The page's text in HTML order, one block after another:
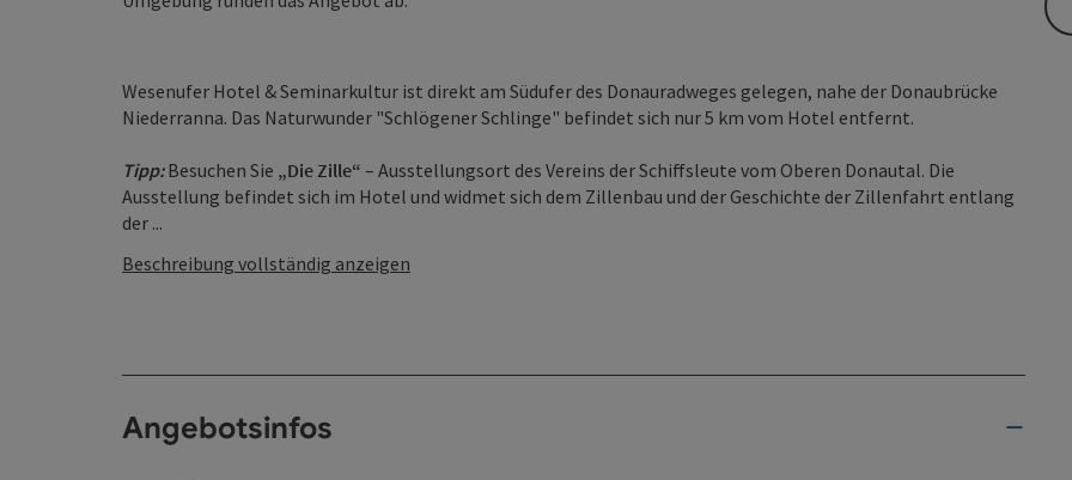
Wesenufer Hotel & Seminarkultur ist direkt am Südufer des Donauradweges gelegen, nahe der Donaubrücke
Niederranna. Das Naturwunder "Schlögener Schlinge" befindet sich nur 5 km vom Hotel entfernt.
Tipp:Besuchen Sie „Die Zille“ – Ausstellungsort des Vereins der Schiffsleute vom Oberen Donautal. Die
Ausstellung befindet sich im Hotel und widmet sich dem Zillenbau und der Geschichte der Zillenfahrt entlang
der ...
Beschreibung vollständig anzeigen
Angebotsinfos